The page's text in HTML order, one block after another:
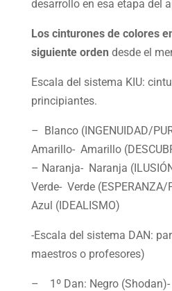
desarrollo en esa etapa del
Los cinturones de colores
siguiente orden desde el
Escala del sistema KIU:
principiantes.
– Blanco (INGENUIDAD/
Amarillo- Amarillo
– Naranja- Naranja
Verde- Verde
Azul (IDEALISMO)
-Escala del sistema DAN:
maestros o profesores)
– 1º Dan: Negro